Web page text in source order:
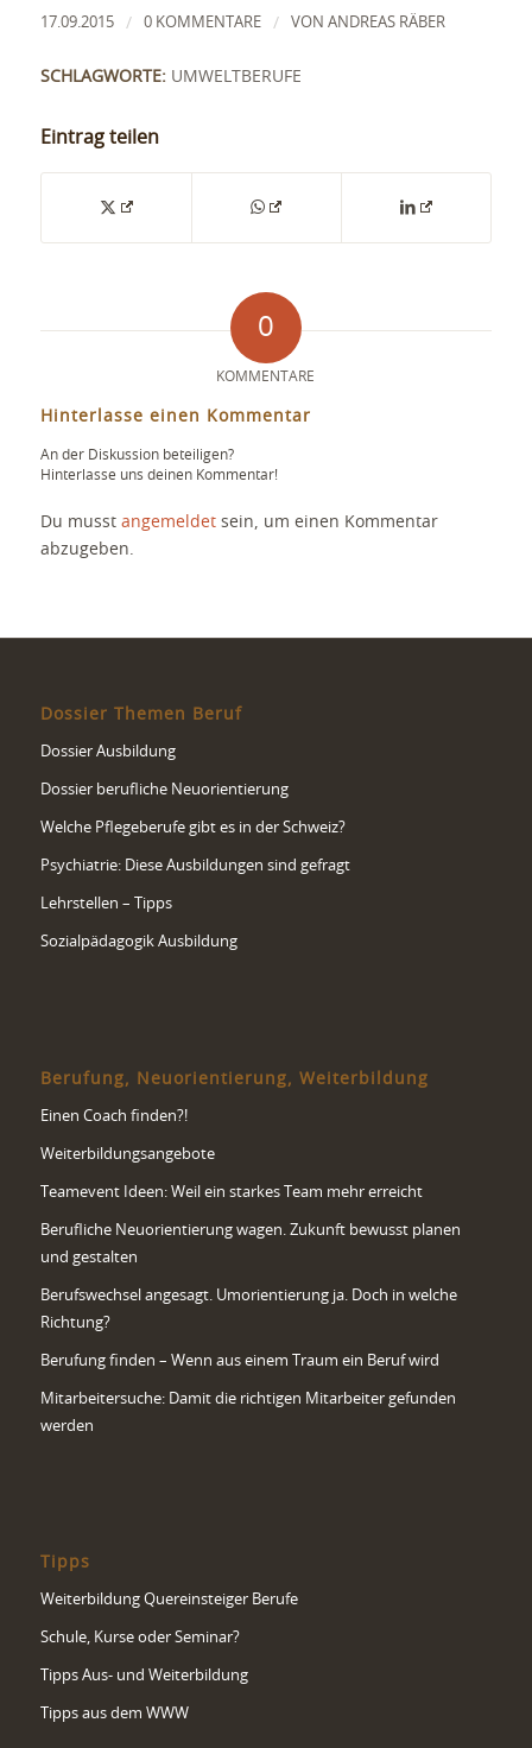
17.09.2015 / 0 KOMMENTARE / VON ANDREAS RÄBER
SCHLAGWORTE: UMWELTBERUFE
Eintrag teilen
0
KOMMENTARE
Hinterlasse einen Kommentar
An der Diskussion beteiligen?
Hinterlasse uns deinen Kommentar!
Du musst angemeldetsein, um einen Kommentar
abzugeben.
Dossier Themen Beruf
Dossier Ausbildung
Dossier berufliche Neuorientierung
Welche Pflegeberufe gibt es in der Schweiz?
Psychiatrie: Diese Ausbildungen sind gefragt
Lehrstellen – Tipps
Sozialpädagogik Ausbildung
Berufung, Neuorientierung, Weiterbildung
Einen Coach finden?!
Weiterbildungsangebote
Teamevent Ideen: Weil ein starkes Team mehr erreicht
Berufliche Neuorientierung wagen. Zukunft bewusst planen
und gestalten
Berufswechsel angesagt. Umorientierung ja. Doch in welche
Richtung?
Berufung finden – Wenn aus einem Traum ein Beruf wird
Mitarbeitersuche: Damit die richtigen Mitarbeiter gefunden
werden
Tipps
Weiterbildung Quereinsteiger Berufe
Schule, Kurse oder Seminar?
Tipps Aus- und Weiterbildung
Tipps aus dem WWW